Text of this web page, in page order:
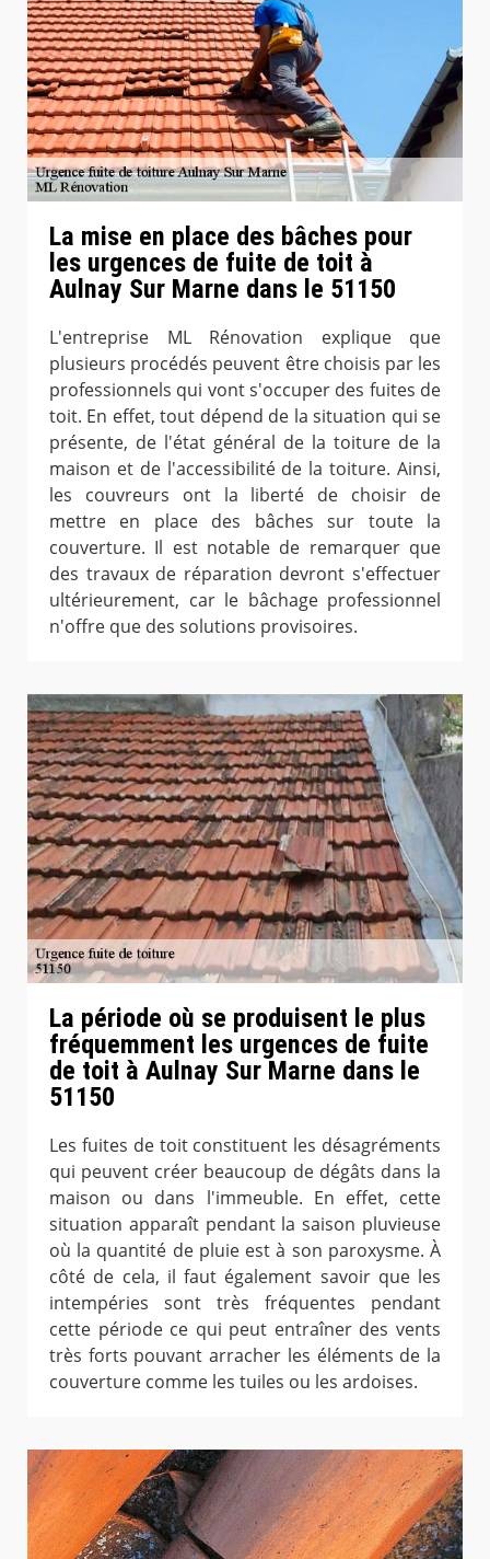
La mise en place des bâches pour
les urgences de fuite de toit à
Aulnay Sur Marne dans le 51150
L'entreprise ML Rénovation explique que
plusieurs procédés peuvent être choisis par les
professionnels qui vont s'occuper des fuites de
toit. En effet, tout dépend de la situation qui se
présente, de l'état général de la toiture de la
maison et de l'accessibilité de la toiture. Ainsi,
les couvreurs ont la liberté de choisir de
mettre en place des bâches sur toute la
couverture. Il est notable de remarquer que
des travaux de réparation devront s'effectuer
ultérieurement, car le bâchage professionnel
n'offre que des solutions provisoires.
La période où se produisent le plus
fréquemment les urgences de fuite
de toit à Aulnay Sur Marne dans le
51150
Les fuites de toit constituent les désagréments
qui peuvent créer beaucoup de dégâts dans la
maison ou dans l'immeuble. En effet, cette
situation apparaît pendant la saison pluvieuse
où la quantité de pluie est à son paroxysme. À
côté de cela, il faut également savoir que les
intempéries sont très fréquentes pendant
cette période ce qui peut entraîner des vents
très forts pouvant arracher les éléments de la
couverture comme les tuiles ou les ardoises.